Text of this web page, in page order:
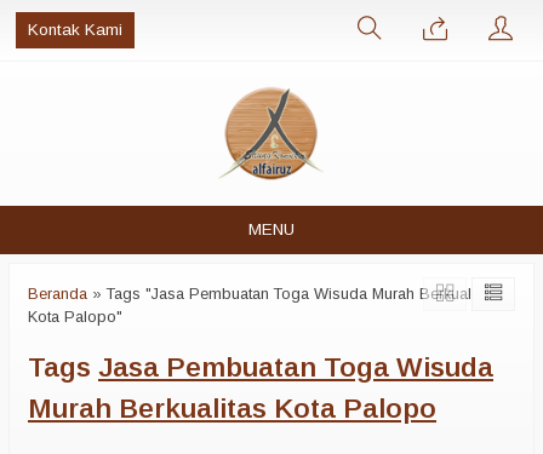
Kontak Kami
MENU
Beranda »Tags "Jasa Pembuatan Toga Wisuda Murah Berkualitas
Kota Palopo"
Tags Jasa Pembuatan Toga Wisuda
Murah Berkualitas Kota Palopo